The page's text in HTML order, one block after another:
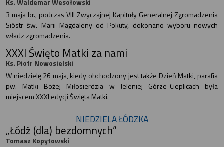
Ks. Waldemar Wesołowski
3 maja br., podczas VIII Zwyczajnej Kapituły Generalnej Zgromadzenia
Sióstr św. Marii Magdaleny od Pokuty, dokonano wyboru nowych
władz zgromadzenia.
XXXI Święto Matki za nami
Ks. Piotr Nowosielski
W niedzielę 26 maja, kiedy obchodzony jest także Dzień Matki, parafia
pw. Matki Bożej Miłosierdzia w Jeleniej Górze-Cieplicach była
miejscem XXXI edycji Święta Matki.
NIEDZIELA ŁÓDZKA
„Łódź (dla) bezdomnych”
Tomasz Kopytowski